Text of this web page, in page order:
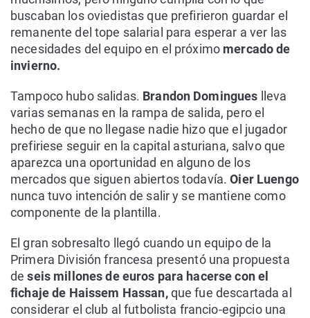
buscaban los oviedistas que prefirieron guardar el
remanente del tope salarial para esperar a ver las
necesidades del equipo en el próximo mercado de
invierno.
Tampoco hubo salidas. Brandon Domingues
lleva
varias semanas en la rampa de salida, pero el
hecho de que no llegase nadie hizo que el jugador
prefiriese seguir en la capital asturiana, salvo que
aparezca una oportunidad en alguno de los
mercados que siguen abiertos todavía.Oier Luengo
nunca tuvo intención de salir y se mantiene como
componente de la plantilla.
El gran sobresalto llegó cuando un equipo de la
Primera División francesa presentó una propuesta
deseis millones de euros para hacerse con el
fichaje de Haissem Hassan,que fue descartada al
considerar el club al futbolista francio-egipcio una